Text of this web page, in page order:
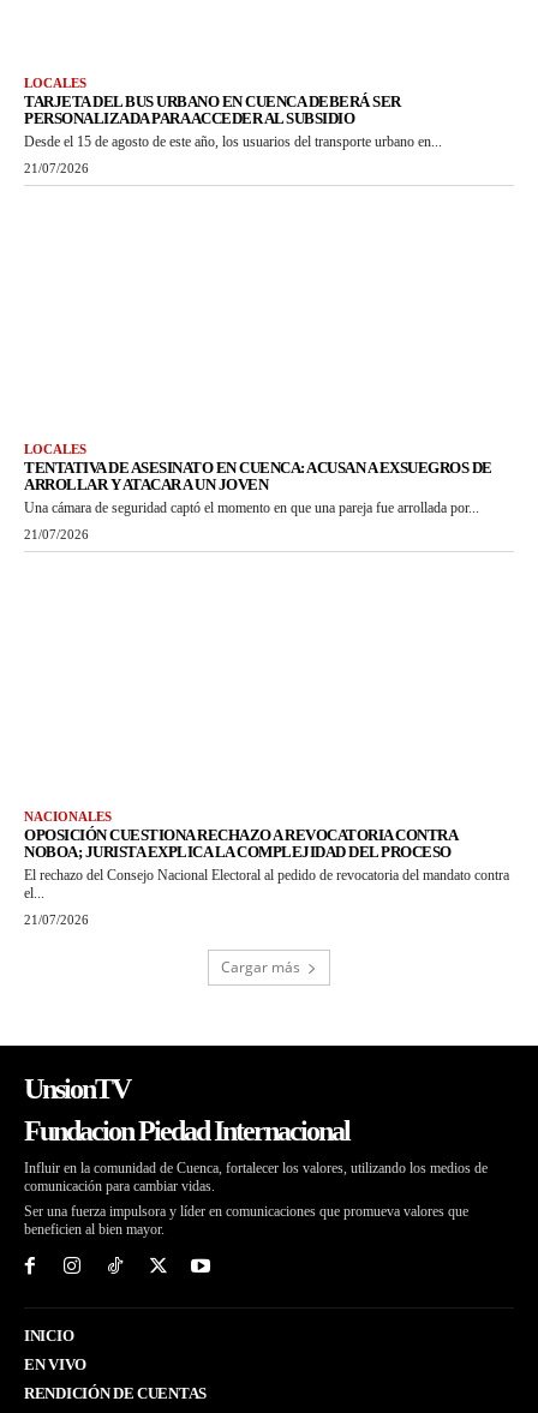
LOCALES
TARJETA DEL BUS URBANO EN CUENCA DEBERÁ SER
PERSONALIZADA PARA ACCEDER AL SUBSIDIO
Desde el 15 de agosto de este año, los usuarios del transporte urbano en...
21/07/2026
LOCALES
TENTATIVA DE ASESINATO EN CUENCA: ACUSAN A EXSUEGROS DE
ARROLLAR Y ATACAR A UN JOVEN
Una cámara de seguridad captó el momento en que una pareja fue arrollada por...
21/07/2026
NACIONALES
OPOSICIÓN CUESTIONA RECHAZO A REVOCATORIA CONTRA
NOBOA; JURISTA EXPLICA LA COMPLEJIDAD DEL PROCESO
El rechazo del Consejo Nacional Electoral al pedido de revocatoria del mandato contra
el...
21/07/2026
Cargar más
UnsionTV
Fundacion Piedad Internacional
Influir en la comunidad de Cuenca, fortalecer los valores, utilizando los medios de
comunicación para cambiar vidas.
Ser una fuerza impulsora y líder en comunicaciones que promueva valores que
beneficien al bien mayor.
INICIO
EN VIVO
RENDICIÓN DE CUENTAS